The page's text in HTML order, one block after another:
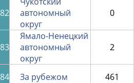
82
автономный
округ
0
83
Ямало-Ненецкий
автономный
округ
2
84 За рубежом 461